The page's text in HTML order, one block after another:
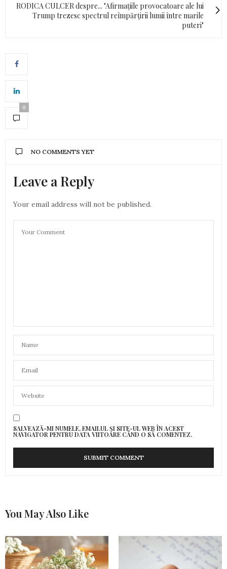
RODICA CULCER despre... "Afirmațiile provocatoare ale lui
Trump trezesc spectrul reîmpărțirii lumii între marile
puteri"
0
NO COMMENTS YET
Leave a Reply
Your email address will not be published.
SALVEAZĂ-MI NUMELE, EMAILUL ȘI SITE-UL WEB ÎN ACEST
NAVIGATOR PENTRU DATA VIITOARE CÂND O SĂ COMENTEZ.
You May Also Like